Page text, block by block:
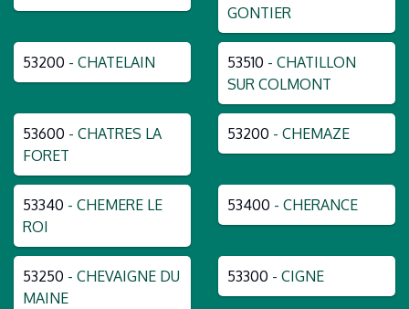
GONTIER
53200 - CHATELAIN 53510 - CHATILLON
SUR COLMONT
53600 - CHATRES LA
FORET
53200 - CHEMAZE
53340 - CHEMERE LE
ROI
53400 - CHERANCE
53250 - CHEVAIGNE DU
MAINE
53300 - CIGNE